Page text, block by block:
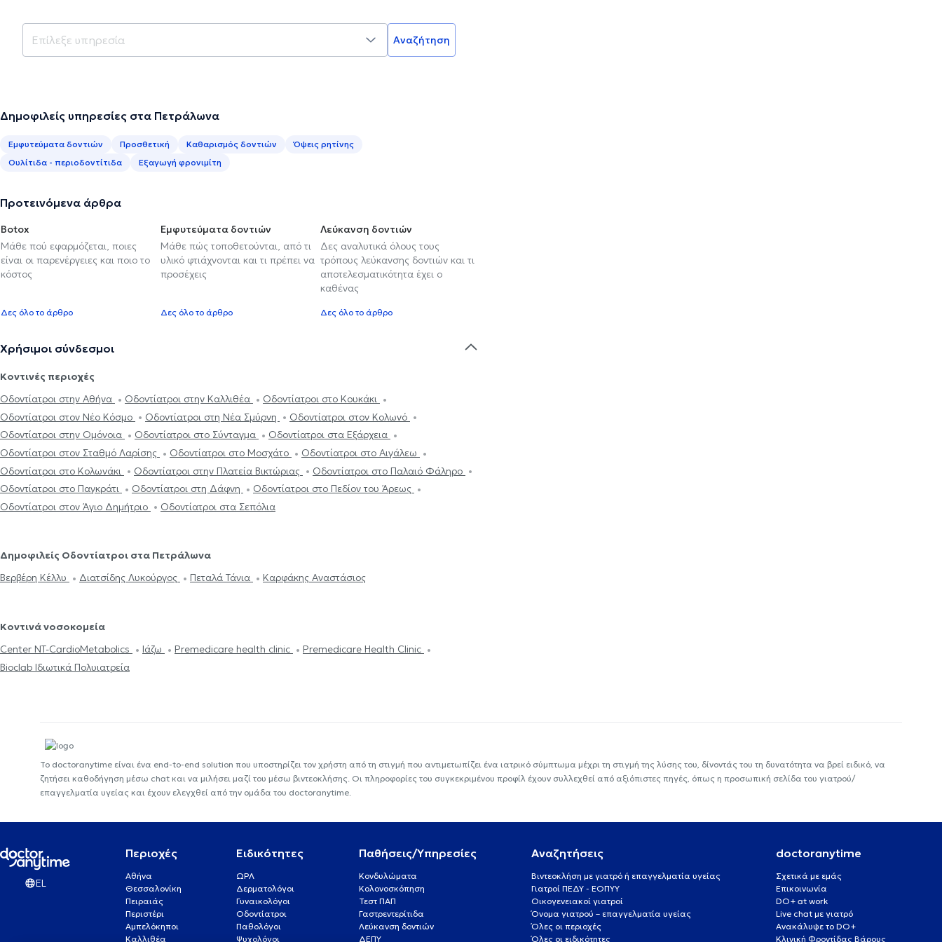
Αναζήτηση
Δημοφιλείς υπηρεσίες στα Πετράλωνα
Εμφυτεύματα δοντιών Προσθετική Καθαρισμός δοντιών
Όψεις ρητίνης
Ουλίτιδα - περιοδοντίτιδα
Εξαγωγή φρονιμίτη
Προτεινόμενα άρθρα
Botox
Μάθε πού εφαρμόζεται, ποιες
είναι οι παρενέργειες και ποιο το
κόστος
Δες όλο το άρθρο
Εμφυτεύματα δοντιών
Μάθε πώς τοποθετούνται, από τι
υλικό φτιάχνονται και τι πρέπει να
προσέχεις
Δες όλο το άρθρο
Λεύκανση δοντιών
Δες αναλυτικά όλους τους
τρόπους λεύκανσης δοντιών και τι
αποτελεσματικότητα έχει ο
καθένας
Δες όλο το άρθρο
Χρήσιμοι σύνδεσμοι
Κοντινές περιοχές
Οδοντίατροι στην Αθήνα
Οδοντίατροι στην Καλλιθέα
Οδοντίατροι στο Κουκάκι
Οδοντίατροι στον Νέο Κόσμο
Οδοντίατροι στη Νέα Σμύρνη
Οδοντίατροι στον Κολωνό
Οδοντίατροι στην Ομόνοια
Οδοντίατροι στο Σύνταγμα
Οδοντίατροι στα Εξάρχεια
Οδοντίατροι στον Σταθμό Λαρίσης
Οδοντίατροι στο Μοσχάτο
Οδοντίατροι στο Αιγάλεω
Οδοντίατροι στο Κολωνάκι
Οδοντίατροι στην Πλατεία Βικτώριας
Οδοντίατροι στο Παλαιό Φάληρο
Οδοντίατροι στο Παγκράτι
Οδοντίατροι στη Δάφνη
Οδοντίατροι στο Πεδίον του Άρεως
Οδοντίατροι στον Άγιο Δημήτριο
Οδοντίατροι στα Σεπόλια
Δημοφιλείς Οδοντίατροι στα Πετράλωνα
Βερβέρη Κέλλυ
Διατσίδης Λυκούργος Πεταλά Τάνια Καρφάκης Αναστάσιος
Κοντινά νοσοκομεία
Center NT-CardioMetabolics
Ιάζω Premedicare health clinic
Premedicare Health Clinic
Bioclab Ιδιωτικά Πολυιατρεία
Το doctoranytime είναι ένα end-to-end solution που υποστηρίζει τον χρήστη από τη στιγμή που αντιμετωπίζει ένα ιατρικό σύμπτωμα μέχρι τη στιγμή της λύσης του, δίνοντάς του τη δυνατότητα να βρεί ειδικό, να
ζητήσει καθοδήγηση μέσω chat και να μιλήσει μαζί του μέσω βιντεοκλήσης. Οι πληροφορίες του συγκεκριμένου προφίλ έχουν συλλεχθεί από αξιόπιστες πηγές, όπως η προσωπική σελίδα του γιατρού/
επαγγελματία υγείας και έχουν ελεγχθεί από την ομάδα του doctoranytime.
EL
Περιοχές
Αθήνα
Θεσσαλονίκη
Πειραιάς
Περιστέρι
Αμπελόκηποι
Καλλιθέα
Ειδικότητες
ΩΡΛ
Δερματολόγοι
Γυναικολόγοι
Οδοντίατροι
Παθολόγοι
Ψυχολόγοι
Παθήσεις/Υπηρεσίες
Κονδυλώματα
Κολονοσκόπηση
Τεστ ΠΑΠ
Γαστρεντερίτιδα
Λεύκανση δοντιών
ΔΕΠΥ
Αναζητήσεις
Βιντεοκλήση με γιατρό ή επαγγελματία υγείας
Γιατροί ΠΕΔΥ - ΕΟΠΥΥ
Οικογενειακοί γιατροί
Όνομα γιατρού – επαγγελματία υγείας
Όλες οι περιοχές
Όλες οι ειδικότητες
doctoranytime
Σχετικά με εμάς
Επικοινωνία
DO+ at work
Live chat με γιατρό
Ανακάλυψε το DO+
Κλινική Φροντίδας Βάρους